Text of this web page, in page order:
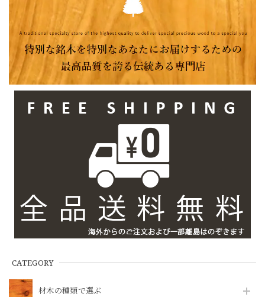
CATEGORY
材木の種類で選ぶ